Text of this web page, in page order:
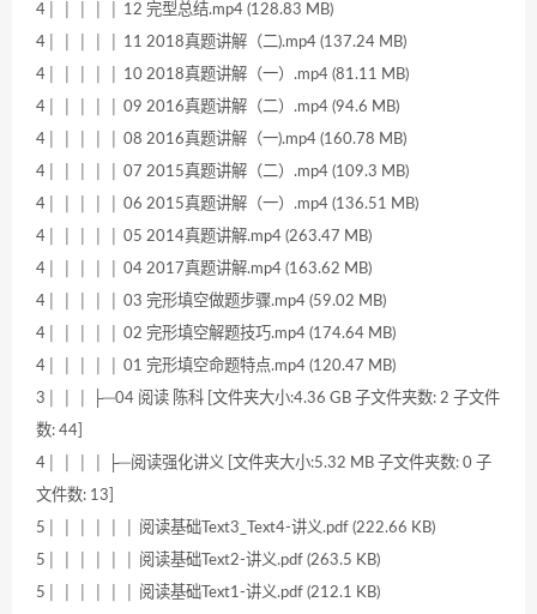
4│ │ │ │ │ 12 完型总结.mp4 (128.83 MB)
4│ │ │ │ │ 11 2018真题讲解（二).mp4 (137.24 MB)
4│ │ │ │ │ 10 2018真题讲解（一）.mp4 (81.11 MB)
4│ │ │ │ │ 09 2016真题讲解（二）.mp4 (94.6 MB)
4│ │ │ │ │ 08 2016真题讲解（一).mp4 (160.78 MB)
4│ │ │ │ │ 07 2015真题讲解（二）.mp4 (109.3 MB)
4│ │ │ │ │ 06 2015真题讲解（一）.mp4 (136.51 MB)
4│ │ │ │ │ 05 2014真题讲解.mp4 (263.47 MB)
4│ │ │ │ │ 04 2017真题讲解.mp4 (163.62 MB)
4│ │ │ │ │ 03 完形填空做题步骤.mp4 (59.02 MB)
4│ │ │ │ │ 02 完形填空解题技巧.mp4 (174.64 MB)
4│ │ │ │ │ 01 完形填空命题特点.mp4 (120.47 MB)
3│ │ │ ├─04 阅读 陈科 [文件夹大小:4.36 GB 子文件夹数: 2 子文件
数: 44]
4│ │ │ │ ├─阅读强化讲义 [文件夹大小:5.32 MB 子文件夹数: 0 子
文件数: 13]
5│ │ │ │ │ │ 阅读基础Text3_Text4-讲义.pdf (222.66 KB)
5│ │ │ │ │ │ 阅读基础Text2-讲义.pdf (263.5 KB)
5│ │ │ │ │ │ 阅读基础Text1-讲义.pdf (212.1 KB)